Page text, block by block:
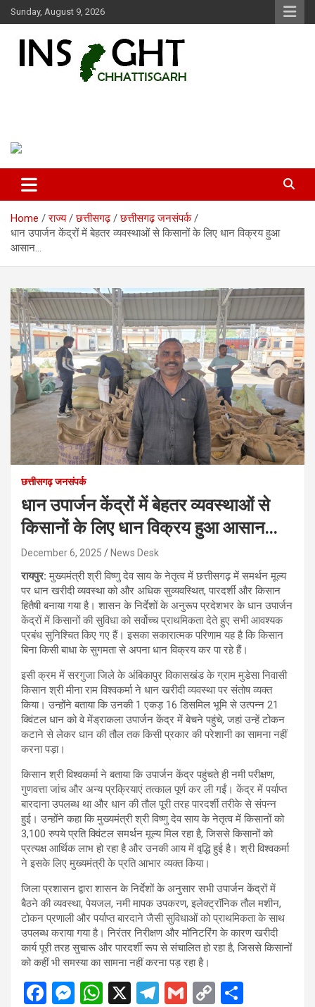
Skip
to
Sunday, August 9, 2026
Home राज्य छत्तीसगढ़
छत्तीसगढ़ जनसंपर्क
धान उपार्जन केंद्रों में बेहतर व्यवस्थाओं से किसानों के लिए धान विक्रय हुआ
आसान…
छत्तीसगढ़ जनसंपर्क
धान उपार्जन केंद्रों में बेहतर व्यवस्थाओं से
किसानों के लिए धान विक्रय हुआ आसान…
December 6, 2025 News Desk
रायपुर:मुख्यमंत्री श्री विष्णु देव साय के नेतृत्व में छत्तीसगढ़ में समर्थन मूल्य
पर धान खरीदी व्यवस्था को और अधिक सुव्यवस्थित, पारदर्शी और किसान
हितैषी बनाया गया है। शासन के निर्देशों के अनुरूप प्रदेशभर के धान उपार्जन
केंद्रों में किसानों की सुविधा को सर्वोच्च प्राथमिकता देते हुए सभी आवश्यक
प्रबंध सुनिश्चित किए गए हैं। इसका सकारात्मक परिणाम यह है कि किसान
बिना किसी बाधा के सुगमता से अपना धान विक्रय कर पा रहे हैं।
इसी क्रम में सरगुजा जिले के अंबिकापुर विकासखंड के ग्राम मुडेसा निवासी
किसान श्री मीना राम विश्वकर्मा ने धान खरीदी व्यवस्था पर संतोष व्यक्त
किया। उन्होंने बताया कि उनकी 1 एकड़ 16 डिसमिल भूमि से उत्पन्न 21
क्विंटल धान को वे मेंड्राकला उपार्जन केंद्र में बेचने पहुंचे, जहां उन्हें टोकन
कटाने से लेकर धान की तौल तक किसी प्रकार की परेशानी का सामना नहीं
करना पड़ा।
किसान श्री विश्वकर्मा ने बताया कि उपार्जन केंद्र पहुंचते ही नमी परीक्षण,
गुणवत्ता जांच और अन्य प्रक्रियाएं तत्काल पूर्ण कर ली गईं। केंद्र में पर्याप्त
बारदाना उपलब्ध था और धान की तौल पूरी तरह पारदर्शी तरीके से संपन्न
हुई। उन्होंने कहा कि मुख्यमंत्री श्री विष्णु देव साय के नेतृत्व में किसानों को
3,100 रुपये प्रति क्विंटल समर्थन मूल्य मिल रहा है, जिससे किसानों को
प्रत्यक्ष आर्थिक लाभ हो रहा है और उनकी आय में वृद्धि हुई है। श्री विश्वकर्मा
ने इसके लिए मुख्यमंत्री के प्रति आभार व्यक्त किया।
जिला प्रशासन द्वारा शासन के निर्देशों के अनुसार सभी उपार्जन केंद्रों में
बैठने की व्यवस्था, पेयजल, नमी मापक उपकरण, इलेक्ट्रॉनिक तौल मशीन,
टोकन प्रणाली और पर्याप्त बारदाने जैसी सुविधाओं को प्राथमिकता के साथ
उपलब्ध कराया गया है। निरंतर निरीक्षण और मॉनिटरिंग के कारण खरीदी
कार्य पूरी तरह सुचारू और पारदर्शी रूप से संचालित हो रहा है, जिससे किसानों
को कहीं भी समस्या का सामना नहीं करना पड़ रहा है।
F
M W X
T
G
C